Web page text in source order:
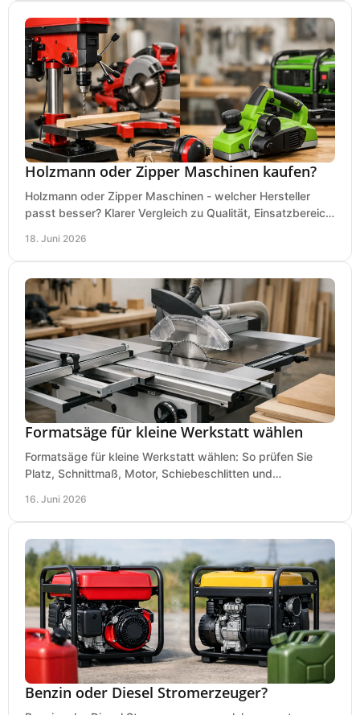
Holzmann oder Zipper Maschinen kaufen?
Holzmann oder Zipper Maschinen - welcher Hersteller
passt besser? Klarer Vergleich zu Qualität, Einsatzbereich,
18. Juni 2026
Formatsäge für kleine Werkstatt wählen
Formatsäge für kleine Werkstatt wählen: So prüfen Sie
Platz, Schnittmaß, Motor, Schiebeschlitten und
16. Juni 2026
Benzin oder Diesel Stromerzeuger?